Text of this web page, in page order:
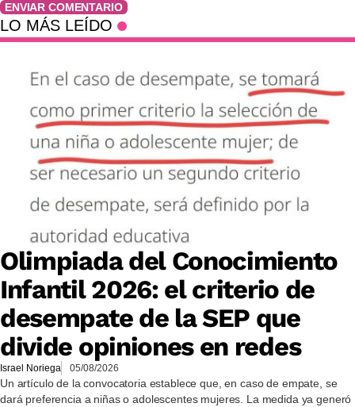
ENVIAR COMENTARIO
LO MÁS LEÍDO
Olimpiada del Conocimiento
Infantil 2026: el criterio de
desempate de la SEP que
divide opiniones en redes
Israel Noriega 05/08/2026
Un artículo de la convocatoria establece que, en caso de empate, se
dará preferencia a niñas o adolescentes mujeres. La medida ya generó